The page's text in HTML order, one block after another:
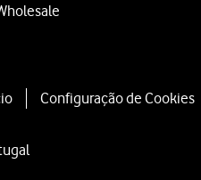
Configuração de Cookies